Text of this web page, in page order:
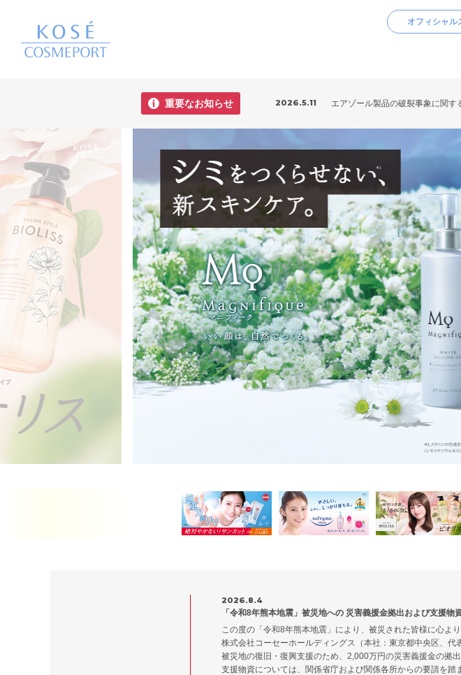
オフィシャル
重要なお知らせ 2026.5.11 エアゾール製品の破裂事象に関す
2026.8.4
「令和8年熊本地震」被災地への 災害義援金拠出および支援物
この度の「令和8年熊本地震」により、被災された皆様に心よ
株式会社コーセーホールディングス（本社：東京都中央区、代
被災地の復旧・復興支援のため、2,000万円の災害義援金の拠
支援物資については、関係省庁および関係各所からの要請を踏